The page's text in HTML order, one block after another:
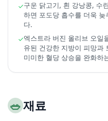
✓구운 닭고기, 흰 강낭콩, 수
하면 포도당 흡수를 더욱
다.
✓엑스트라 버진 올리브 오일
유된 건강한 지방이 피망과
미미한 혈당 상승을 완화하
🥗재료